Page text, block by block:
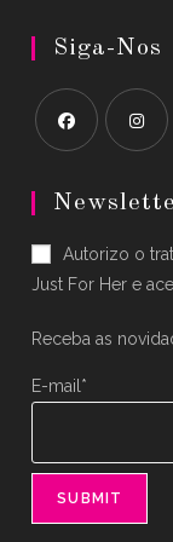
Siga-Nos
in
new
tab
in
new
tab
Autorizo o
Just For Her e
Receba as
E-mail*